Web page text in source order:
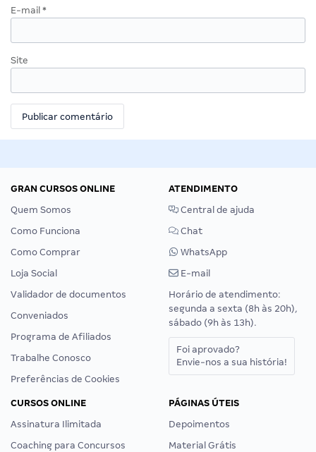
E-mail *
Site
GRAN CURSOS ONLINE
Quem Somos
Como Funciona
Como Comprar
Loja Social
Validador de documentos
Conveniados
Programa de Afiliados
Trabalhe Conosco
Preferências de Cookies
ATENDIMENTO
Central de ajuda
Chat
WhatsApp
E-mail
Horário de atendimento:
segunda a sexta (8h às 20h),
sábado (9h às 13h).
Foi aprovado?
Envie-nos a sua história!
CURSOS ONLINE
Assinatura Ilimitada
Coaching para Concursos
PÁGINAS ÚTEIS
Depoimentos
Material Grátis